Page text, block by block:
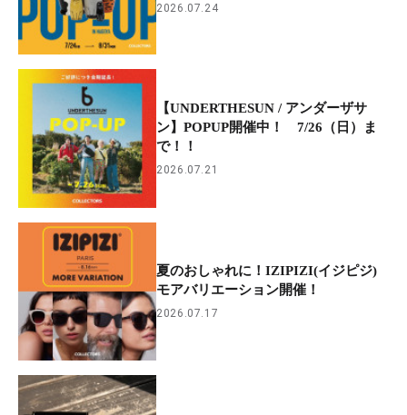
2026.07.24
【UNDERTHESUN / アンダーザサ
ン】POPUP開催中！ 7/26（日）ま
で！！
2026.07.21
夏のおしゃれに！IZIPIZI(イジピジ)
モアバリエーション開催！
2026.07.17